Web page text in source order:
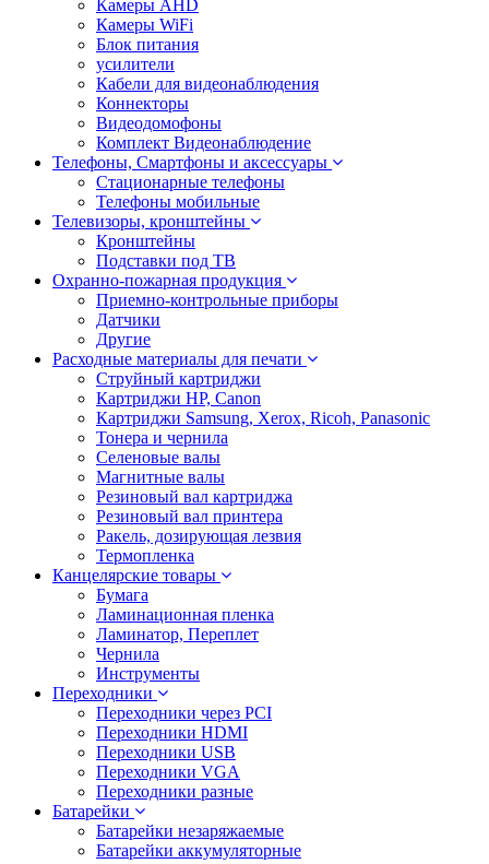
Камеры AHD
Камеры WiFi
Блок питания
усилители
Кабели для видеонаблюдения
Коннекторы
Видеодомофоны
Комплект Видеонаблюдение
Телефоны, Смартфоны и аксессуары
Стационарные телефоны
Телефоны мобильные
Телевизоры, кронштейны
Кронштейны
Подставки под ТВ
Охранно-пожарная продукция
Приемно-контрольные приборы
Датчики
Другие
Расходные материалы для печати
Струйный картриджи
Картриджи HP, Canon
Картриджи Samsung, Xerox, Ricoh, Panasonic
Тонера и чернила
Селеновые валы
Магнитные валы
Резиновый вал картриджа
Резиновый вал принтера
Ракель, дозирующая лезвия
Термопленка
Канцелярские товары
Бумага
Ламинационная пленка
Ламинатор, Переплет
Чернила
Инструменты
Переходники
Переходники через PCI
Переходники HDMI
Переходники USB
Переходники VGA
Переходники разные
Батарейки
Батарейки незаряжаемые
Батарейки аккумуляторные